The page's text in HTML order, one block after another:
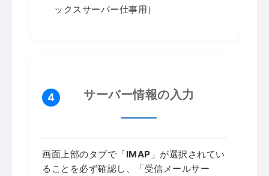
ックスサーバー仕事用）
4 サーバー情報の入力
画面上部のタブで「IMAP 」が選択されてい
ることを必ず確認し、「受信メールサー